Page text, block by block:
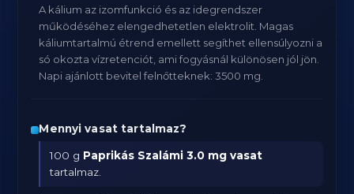
A kálium az izomfunkció és az idegrendszer
működéséhez elengedhetetlen elektrolit. Magas
káliumtartalmú étrend emellett segíthet ellensúlyozni a
só okozta vízretenciót, ami fogyásnál különösen jól jön.
Napi ajánlott bevitel felnőtteknek: 3500 mg.
Mennyi vasat tartalmaz?
100 g Paprikás Szalámi 3.0 mg vasat
tartalmaz.